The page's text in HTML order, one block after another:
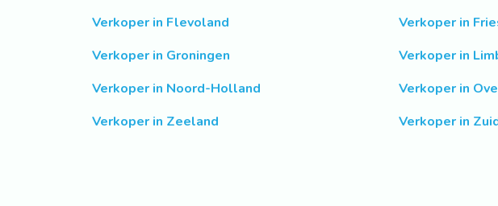
Verkoper in Flevoland
Verkoper in
Verkoper in Groningen
Verkoper in
Verkoper in Noord-Holland
Verkoper in
Verkoper in Zeeland
Verkoper in